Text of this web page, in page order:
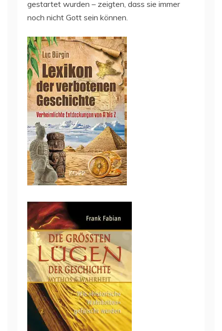
gestartet wurden – zeigten, dass sie immer
noch nicht Gott sein können.